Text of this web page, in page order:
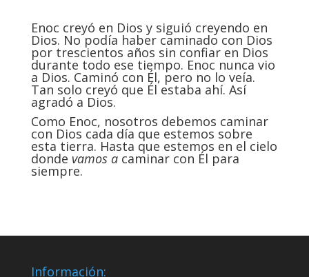
Enoc creyó en Dios y siguió creyendo en
Dios. No podía haber caminado con Dios
por trescientos años sin confiar en Dios
durante todo ese tiempo. Enoc nunca vio
a Dios. Caminó con Él, pero no lo veía.
Tan solo creyó que Él estaba ahí. Así
agradó a Dios.
Como Enoc, nosotros debemos caminar
con Dios cada día que estemos sobre
esta tierra. Hasta que estemos en el cielo
donde vamos acaminar con Él para
siempre.
Información: